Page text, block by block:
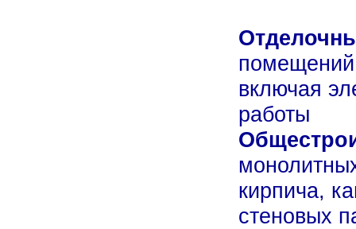
включая
работы
кирпича,
стеновых